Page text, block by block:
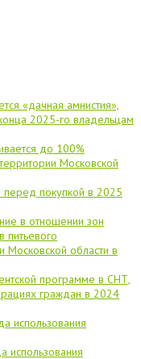
«дачная амнистия»,
2025-го владельцам
до 100%
Московской
перед покупкой в 2025
в отношении зон
питьевого
Московской области в
программе в СНТ,
граждан в 2024
использования
использования